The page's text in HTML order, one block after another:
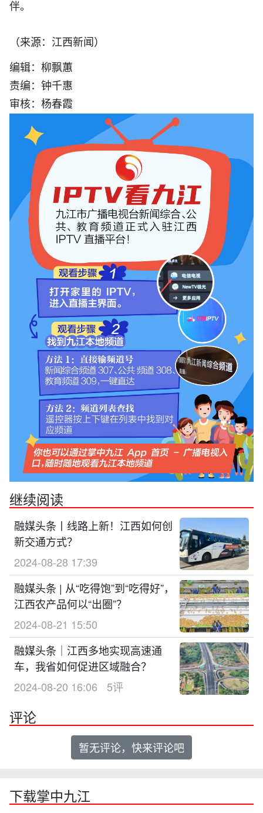
伴。
（来源：江西新闻）
编辑：柳飘蕙
责编：钟千惠
审核：杨春霞
继续阅读
融媒头条丨线路上新！江西如何创
新交通方式？
2024-08-28 17:39
融媒头条 | 从“吃得饱”到“吃得好”，
江西农产品何以“出圈”？
2024-08-21 15:50
融媒头条｜江西多地实现高速通
车，我省如何促进区域融合？
2024-08-20 16:06
5评
评论
暂无评论，快来评论吧
下载掌中九江